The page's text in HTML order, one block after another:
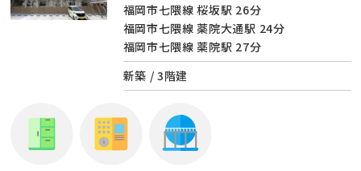
福岡市七隈線 桜坂駅 26分
福岡市七隈線 薬院大通駅 24分
福岡市七隈線 薬院駅 27分
新築 / 3階建